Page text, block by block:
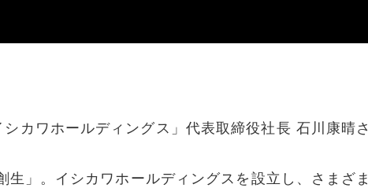
カワホールディングス」代表取締役社長 石川康晴さ
」。イシカワホールディングスを設立し、さまざま